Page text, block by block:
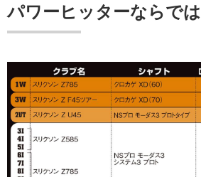
パワーヒッターならでは